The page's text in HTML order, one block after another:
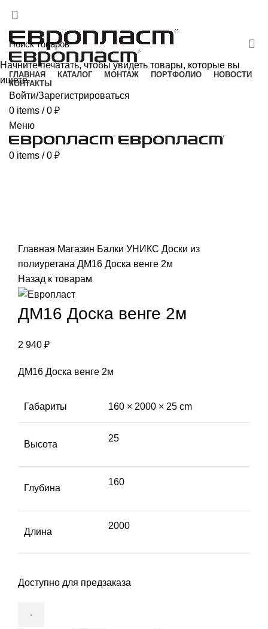
ГЛАВНАЯ КАТАЛОГ МОНТАЖ ПОРТФОЛИО
НОВОСТИ
КОНТАКТЫ
Войти/Зарегистрироваться
0 items / 0 ₽
Меню
0 items / 0 ₽
Главная Магазин Балки УНИКС Доски из
полиуретана ДМ16 Доска венге 2м
Назад к товарам
ДМ16 Доска венге 2м
2 940 ₽
ДМ16 Доска венге 2м
Габариты 160 × 2000 × 25 cm
Высота
25
Глубина
160
Длина
2000
Доступно для предзаказа
Начните печатать, чтобы увидеть товары, которые вы
ищете.